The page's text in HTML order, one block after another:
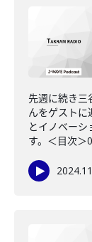
先週に続き三
んをゲストに
とイノベー
す。＜目次